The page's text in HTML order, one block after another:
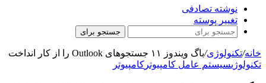
نوشته تصادفی
تغییر پوسته
جستجو برای
خانه/تکنولوژی/باگ ویندوز ۱۱ جستجو‌های Outlook را از کار انداخت
تکنولوژیسیستم عامل کامپیوتر کامپیوتر